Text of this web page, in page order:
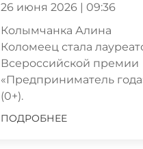
26 июня 2026 | 09:36
Колымчанка Алина
Коломеец стала
Всероссийской премии
«Предприниматель
(0+).
ПОДРОБНЕЕ